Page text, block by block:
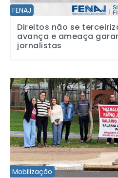
FENAJ
Direitos não se
avança e ameaça
jornalistas
Mobilização
Trabalhadores(as) do Grupo